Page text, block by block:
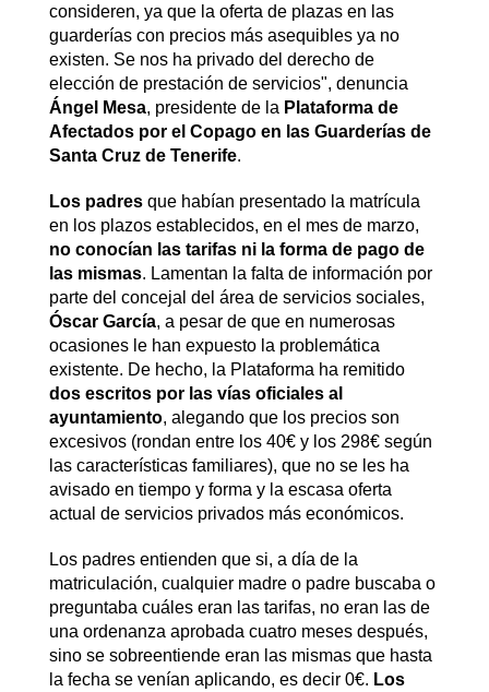
consideren, ya que la oferta de plazas en las
guarderías con precios más asequibles ya no
existen. Se nos ha privado del derecho de
elección de prestación de servicios", denuncia
Ángel Mesa, presidente de la Plataforma de
Afectados por el Copago en las Guarderías de
Santa Cruz de Tenerife.
Los padresque habían presentado la matrícula
en los plazos establecidos, en el mes de marzo,
no conocían las tarifas ni la forma de pago de
las mismas. Lamentan la falta de información por
parte del concejal del área de servicios sociales,
Óscar García, a pesar de que en numerosas
ocasiones le han expuesto la problemática
existente. De hecho, la Plataforma ha remitido
dos escritos por las vías oficiales al
ayuntamiento, alegando que los precios son
excesivos (rondan entre los 40€ y los 298€ según
las características familiares), que no se les ha
avisado en tiempo y forma y la escasa oferta
actual de servicios privados más económicos.
Los padres entienden que si, a día de la
matriculación, cualquier madre o padre buscaba o
preguntaba cuáles eran las tarifas, no eran las de
una ordenanza aprobada cuatro meses después,
sino se sobreentiende eran las mismas que hasta
la fecha se venían aplicando, es decir 0€. Los